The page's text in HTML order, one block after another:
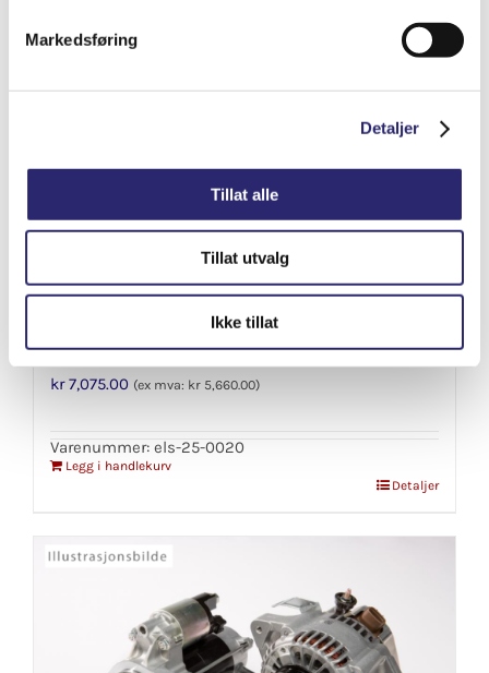
Markedsføring
Detaljer
Tillat alle
Tillat utvalg
Ikke tillat
STARTER 9T 2.4KW
kr7,075.00 (ex mva: kr 5,660.00)
Varenummer: els-25-0020
Legg i handlekurv
Detaljer